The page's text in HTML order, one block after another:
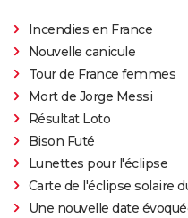
Incendies en France
Nouvelle canicule
Tour de France femmes
Mort de Jorge Messi
Résultat Loto
Bison Futé
Lunettes pour l'éclipse
Carte de l'éclipse solaire
Une nouvelle date